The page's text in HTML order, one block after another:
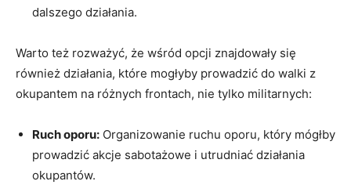
dalszego działania.
Warto też rozważyć, że wśród opcji znajdowały się
również działania, które mogłyby prowadzić do walki z
okupantem na różnych frontach, nie‍ tylko⁤ militarnych:
Ruch oporu: Organizowanie ruchu oporu, który ​mógłby
⁢prowadzić akcje ​sabotażowe i utrudniać działania
okupantów.